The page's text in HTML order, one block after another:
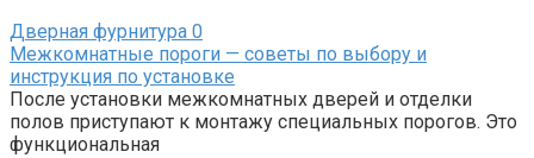
Дверная фурнитура 0
Межкомнатные пороги — советы по выбору и
инструкция по установке
После установки межкомнатных дверей и отделки
полов приступают к монтажу специальных порогов. Это
функциональная